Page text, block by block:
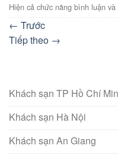
Hiện cả chức năng bình luận
← Trước
Tiếp theo →
Khách sạn TP Hồ Chí
Khách sạn Hà Nội
Khách sạn An Giang